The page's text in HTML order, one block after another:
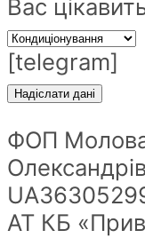
Вас
[telegram]
ФОП
АТ КБ